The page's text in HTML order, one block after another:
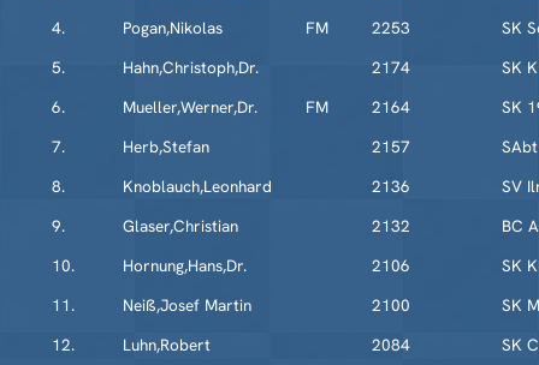
4.
Pogan,Nikolas FM 2253
SK
5.
Hahn,Christoph,Dr. 2174
SK
6.
Mueller,Werner,Dr. FM 2164
SK
7.
Herb,Stefan 2157
8.
Knoblauch,Leonhard 2136
SV
9.
Glaser,Christian 2132
BC
10.
Hornung,Hans,Dr. 2106
SK
11.
Neiß,Josef Martin 2100
SK
12.
Luhn,Robert 2084
SK